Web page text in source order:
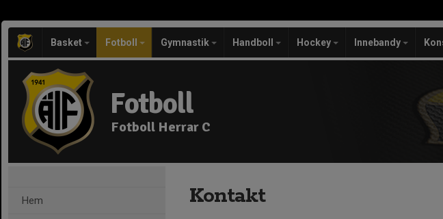
Basket Fotboll Gymnastik Handboll Hockey Innebandy
Fotboll
Fotboll Herrar C
Hem Kontakt